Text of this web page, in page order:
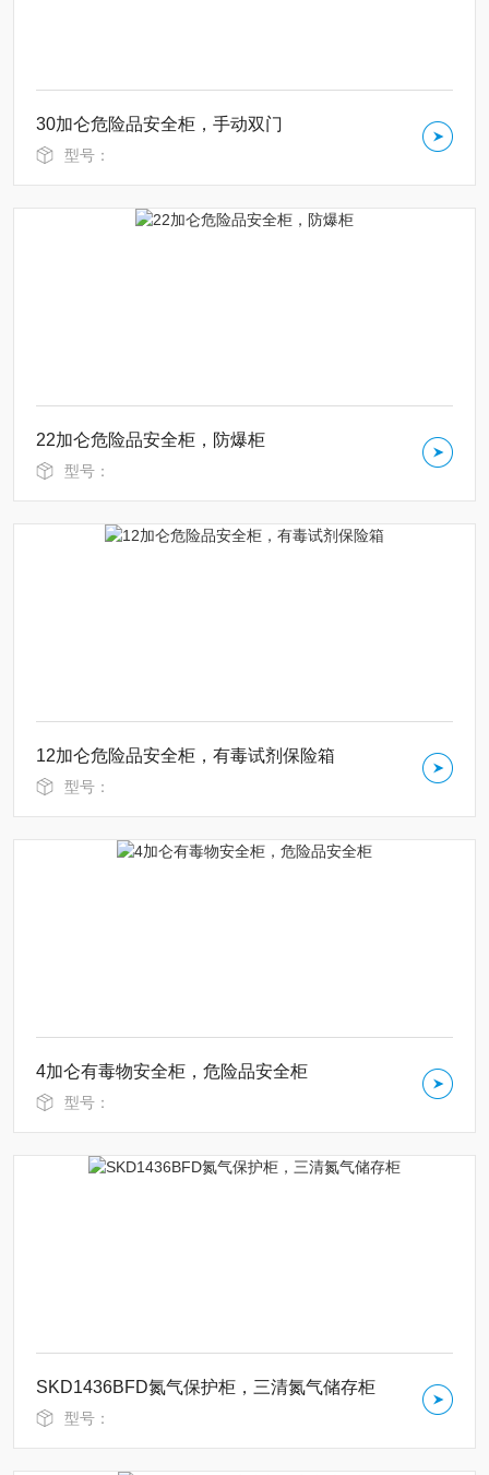
30加仑危险品安全柜，手动双门
型号：
22加仑危险品安全柜，防爆柜
型号：
12加仑危险品安全柜，有毒试剂保险箱
型号：
4加仑有毒物安全柜，危险品安全柜
型号：
SKD1436BFD氮气保护柜，三清氮气储存柜
型号：